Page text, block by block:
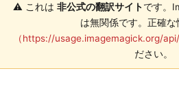
⚠️ これは 非公式の翻訳サイトです。
は無関係です。正確な
（https://usage.imagemagick.org/api/
ださい。